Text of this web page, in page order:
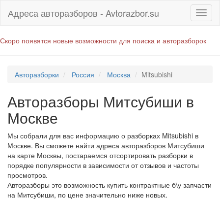
Адреса авторазборов - Avtorazbor.su
Скоро появятся новые возможности для поиска и авторазборок
Авторазборки Россия Москва Mitsubishi
Авторазборы Митсубиши в
Москве
Мы собрали для вас информацию о разборках Mitsubishi в
Москве. Вы сможете найти адреса авторазборов Митсубиши
на карте Москвы, постараемся отсортировать разборки в
порядке популярности в зависимости от отзывов и частоты
просмотров.
Авторазборы это возможность купить контрактные б\у запчасти
на Митсубиши, по цене значительно ниже новых.